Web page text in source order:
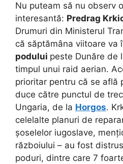
Nu puteam să nu observ
interesantă: Predrag
Drumuri din Ministerul
că săptămâna viitoare va
podului peste Dunăre de
timpul unui raid aerian.
prioritar pentru că se află
duce către punctul de
Ungaria, de la Horgos.
celelalte planuri de
șoselelor iugoslave,
războiului – au fost
poduri, dintre care 7